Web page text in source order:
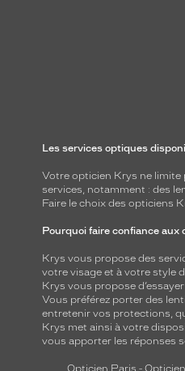
Les services optiques
Votre opticien Krys ne limite
services, notamment : des
Faire le choix des opticiens
Pourquoi faire confiance aux
Krys vous propose des
votre visage et à votre style
Krys vous propose
Vous préférez porter des
entretenir vos protections,
Krys met ainsi à votre
vous apporter les réponses
Opticien Paris -